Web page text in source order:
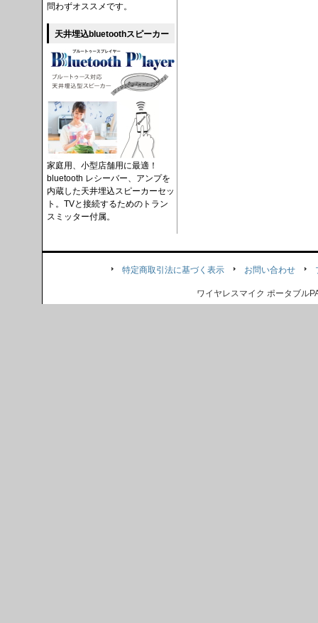
問わずオススメです。
天井埋込bluetoothスピーカー
家庭用、小型店舗用に最適！
bluetooth レシーバー、アンプを
内蔵した天井埋込スピーカーセッ
ト。TVと接続するためのトラン
スミッター付属。
特定商取引法に基づく表示 お問い合わせ
ワイヤレスマイク ポータブル